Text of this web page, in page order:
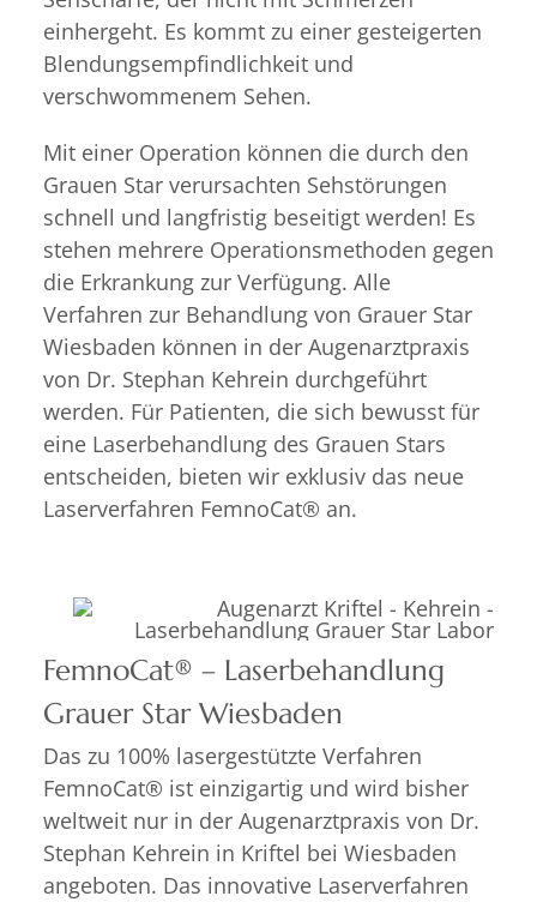
einhergeht. Es kommt zu einer gesteigerten
Blendungsempfindlichkeit und
verschwommenem Sehen.
Mit einer Operation können die durch den
Grauen Star verursachten Sehstörungen
schnell und langfristig beseitigt werden! Es
stehen mehrere Operationsmethoden gegen
die Erkrankung zur Verfügung. Alle
Verfahren zur Behandlung von Grauer Star
Wiesbaden können in der Augenarztpraxis
von Dr. Stephan Kehrein durchgeführt
werden. Für Patienten, die sich bewusst für
eine Laserbehandlung des Grauen Stars
entscheiden, bieten wir exklusiv das neue
Laserverfahren FemnoCat® an.
FemnoCat® – Laserbehandlung
Grauer Star Wiesbaden
Das zu 100% lasergestützte Verfahren
FemnoCat® ist einzigartig und wird bisher
weltweit nur in der Augenarztpraxis von Dr.
Stephan Kehrein in Kriftel bei Wiesbaden
angeboten. Das innovative Laserverfahren